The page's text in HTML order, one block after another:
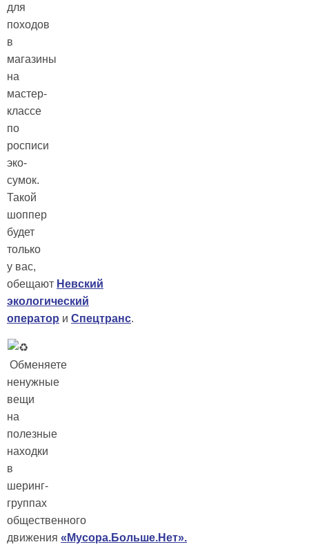
для
походов
в
магазины
на
мастер-
классе
по
росписи
эко-
сумок.
Такой
шоппер
будет
только
у вас,
обещают Невский
экологический
оператор и Спецтранс.
Обменяете
ненужные
вещи
на
полезные
находки
в
шеринг-
группах
общественного
движения «Мусора.Больше.Нет».